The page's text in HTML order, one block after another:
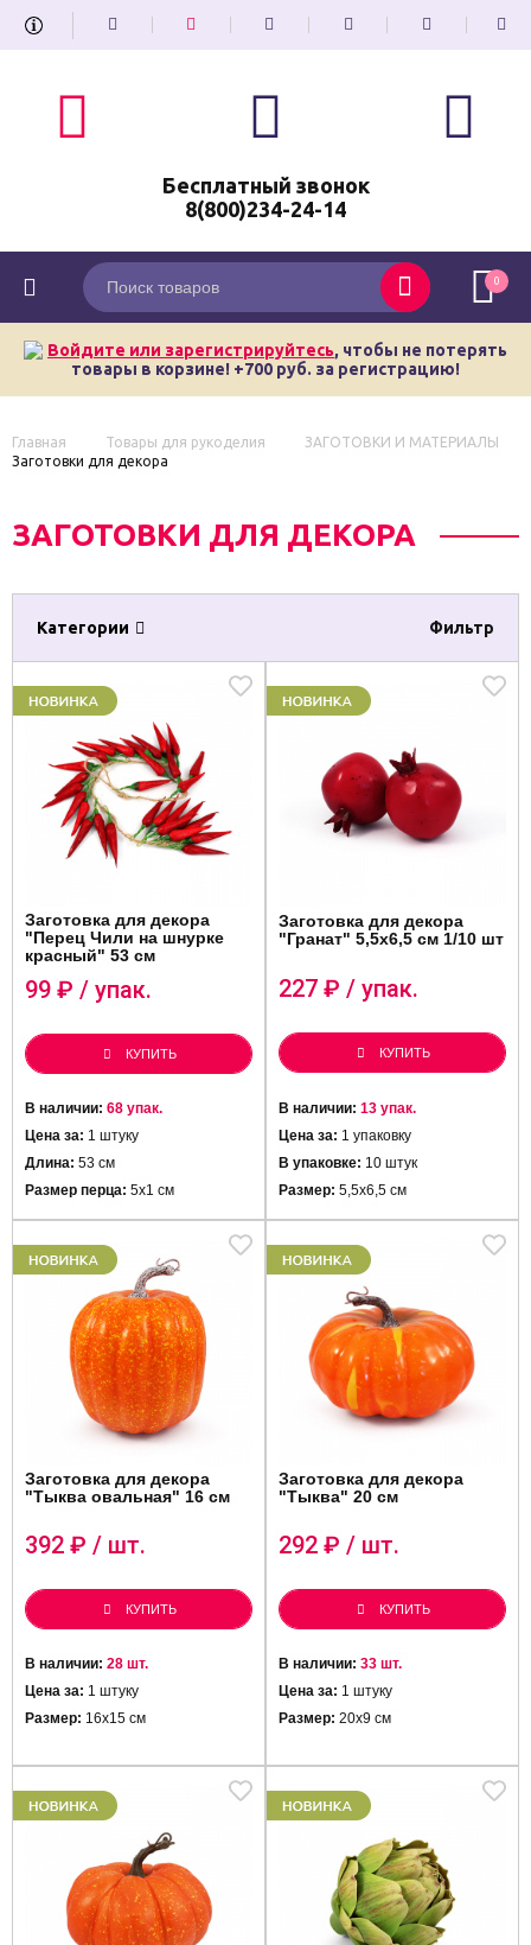
Бесплатный звонок
8(800)234-24-14
0
Войдите или зарегистрируйтесь, чтобы не потерять
товары в корзине! +700 руб. за регистрацию!
Главная Товары для рукоделия
ЗАГОТОВКИ И МАТЕРИАЛЫ
Заготовки для декора
ЗАГОТОВКИ ДЛЯ ДЕКОРА
Категории Фильтр
Заготовка для декора
"Перец Чили на шнурке
красный" 53 см
99 ₽ / упак.
КУПИТЬ
В наличии: 68 упак.
Цена за: 1 штуку
Длина: 53 см
Размер перца: 5х1 см
Заготовка для декора
"Гранат" 5,5х6,5 см 1/10 шт
227 ₽ / упак.
КУПИТЬ
В наличии: 13 упак.
Цена за: 1 упаковку
В упаковке: 10 штук
Размер: 5,5х6,5 см
Заготовка для декора
"Тыква овальная" 16 см
392 ₽ / шт.
КУПИТЬ
В наличии: 28 шт.
Цена за: 1 штуку
Размер: 16х15 см
Заготовка для декора
"Тыква" 20 см
292 ₽ / шт.
КУПИТЬ
В наличии: 33 шт.
Цена за: 1 штуку
Размер: 20х9 см